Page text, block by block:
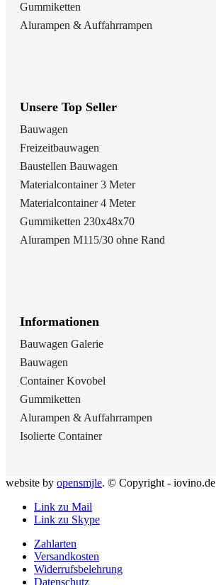
Gummiketten
Alurampen & Auffahrrampen
Unsere Top Seller
Bauwagen
Freizeitbauwagen
Baustellen Bauwagen
Materialcontainer 3 Meter
Materialcontainer 4 Meter
Gummiketten 230x48x70
Alurampen M115/30 ohne Rand
Informationen
Bauwagen Galerie
Bauwagen
Container Kovobel
Gummiketten
Alurampen & Auffahrrampen
Isolierte Container
website by opensmjle. © Copyright - iovino.de
Link zu Mail
Link zu Skype
Zahlarten
Versandkosten
Widerrufsbelehrung
Datenschutz